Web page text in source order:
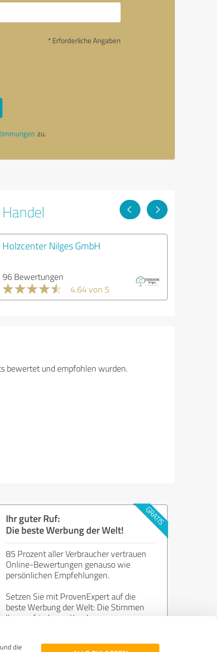
die
* Erforderliche Angaben
zu.
Holzcenter Nilges GmbH
96 Bewertungen
4.64 von 5
bewertet und empfohlen wurden.
Ihr guter Ruf:
Die beste Werbung der Welt!
85 Prozent aller Verbraucher vertrauen
Online-Bewertungen genauso wie
persönlichen Empfehlungen.
Setzen Sie mit ProvenExpert auf die
beste Werbung der Welt: Die Stimmen
Ihrer zufriedenen Kunden.